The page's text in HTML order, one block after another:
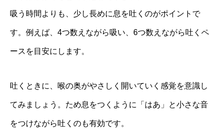
吸う時間よりも、少し長めに息を吐くのがポイントで
す。例えば、4つ数えながら吸い、6つ数えながら吐くペ
ースを目安にします。
吐くときに、喉の奥がやさしく開いていく感覚を意識し
てみましょう。ため息をつくように「はあ」と小さな音
をつけながら吐くのも有効です。